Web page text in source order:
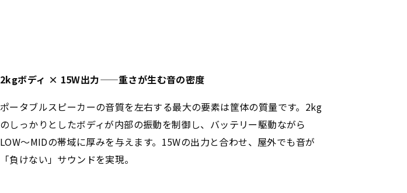
2kgボディ × 15W出力——重さが生む音の密度
ポータブルスピーカーの音質を左右する最大の要素は筐体の質量です。2kg
のしっかりとしたボディが内部の振動を制御し、バッテリー駆動ながら
LOW〜MIDの帯域に厚みを与えます。15Wの出力と合わせ、屋外でも音が
「負けない」サウンドを実現。